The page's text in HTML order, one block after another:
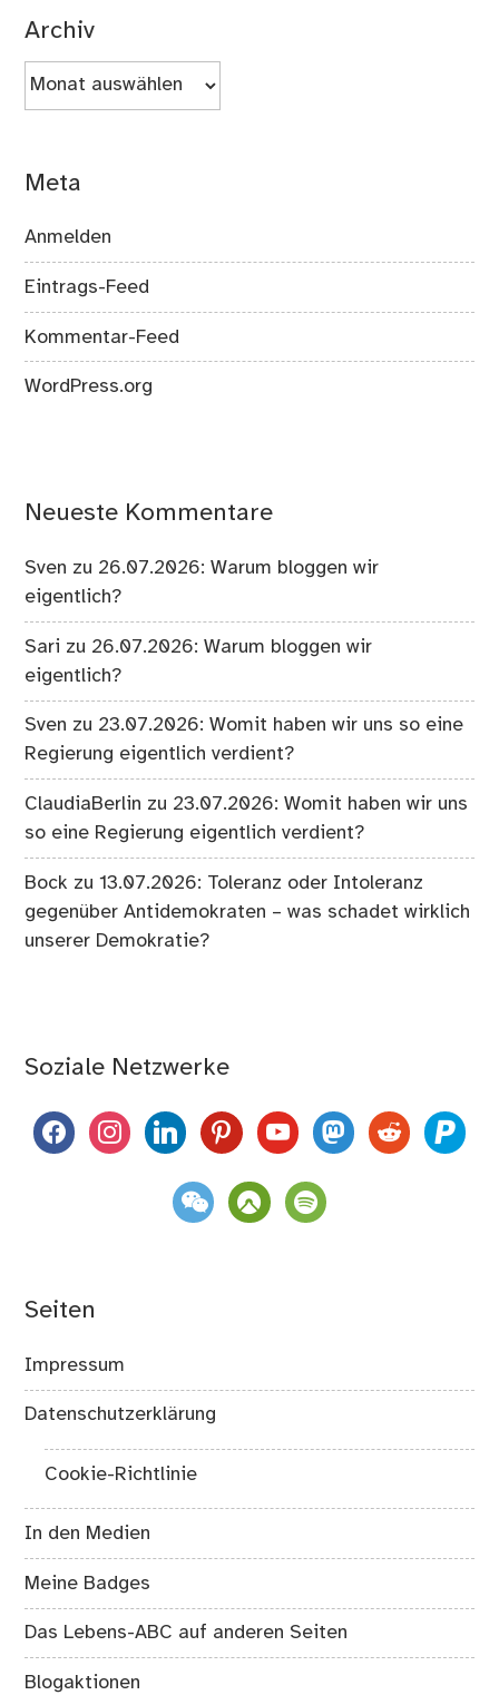
Archiv
Archiv
Meta
Anmelden
Eintrags-Feed
Kommentar-Feed
WordPress.org
Neueste Kommentare
Sven zu 26.07.2026: Warum bloggen wir
eigentlich?
Sari zu 26.07.2026: Warum bloggen wir
eigentlich?
Sven zu 23.07.2026: Womit haben wir uns so eine
Regierung eigentlich verdient?
ClaudiaBerlin zu 23.07.2026: Womit haben wir uns
so eine Regierung eigentlich verdient?
Bock zu13.07.2026: Toleranz oder Intoleranz
gegenüber Antidemokraten – was schadet wirklich
unserer Demokratie?
Soziale Netzwerke
facebookinstagramlinkedinpinterestyoutubemastodon
reddit paypal
weixin komootspotify
Seiten
Impressum
Datenschutzerklärung
Cookie-Richtlinie
In den Medien
Meine Badges
Das Lebens-ABC auf anderen Seiten
Blogaktionen